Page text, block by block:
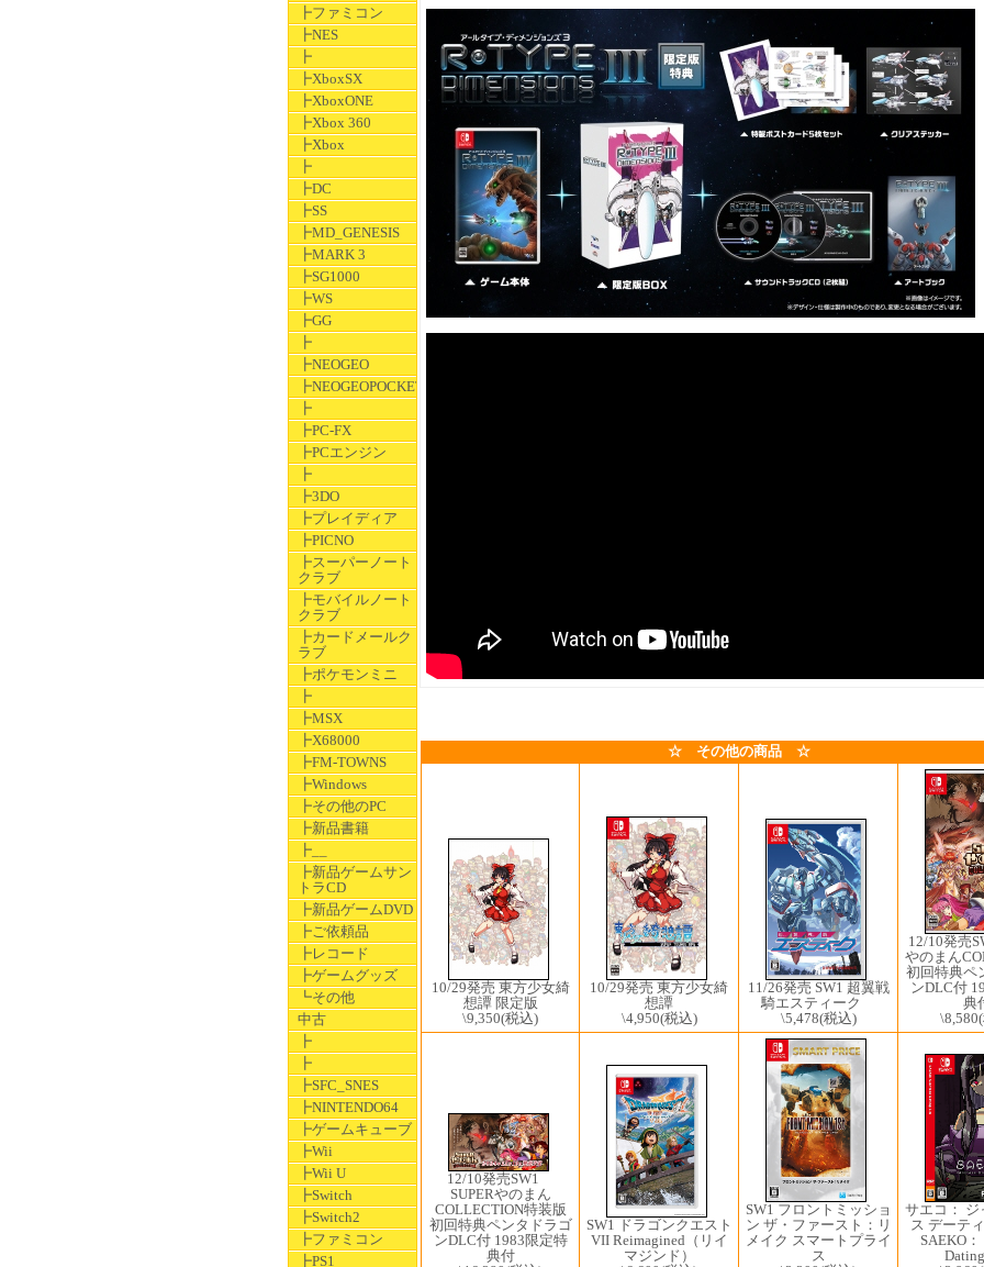
┣ファミコン
┣NES
┣
┣XboxSX
┣XboxONE
┣Xbox 360
┣Xbox
┣
┣DC
┣SS
┣MD_GENESIS
┣MARK 3
┣SG1000
┣WS
┣GG
┣
┣NEOGEO
┣NEOGEOPOCKET
┣
┣PC-FX
┣PCエンジン
┣
┣3DO
┣プレイディア
┣PICNO
┣スーパーノート
クラブ
┣モバイルノート
クラブ
┣カードメールク
ラブ
┣ポケモンミニ
┣
┣MSX
┣X68000
┣FM-TOWNS
┣Windows
┣その他のPC
┣新品書籍
┣__
┣新品ゲームサン
トラCD
┣新品ゲームDVD
┣ご依頼品
┣レコード
┣ゲームグッズ
┗その他
中古
┣
┣
┣SFC_SNES
┣NINTENDO64
┣ゲームキューブ
┣Wii
┣Wii U
┣Switch
┣Switch2
┣ファミコン
┣PS1
☆ その他の商品 ☆
10/29発売 東方少女綺
想譚 限定版
\9,350(税込)
10/29発売 東方少女綺
想譚
\4,950(税込)
11/26発売 SW1 超翼戦
騎エスティーク
\5,478(税込)
12/10発売
やのまん
初回特典ペ
ンDLC付
典
\8,580
12/10発売SW1 ​
SUPERやのまん
COLLECTION特装版
初回特典ペンタドラゴ
ンDLC付 1983限定特
典付
SW1 ドラゴンクエスト
VII Reimagined（リイ
マジンド）
SW1 フロントミッショ
ン ザ・ファースト：リ
メイク スマートプライ
ス
サエコ： ジ
ス デーテ
SAEKO：